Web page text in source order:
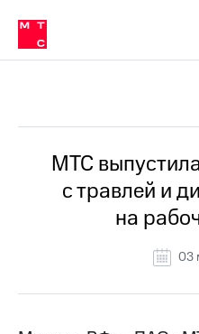
Медиа-центр
и акционерам
Устойчивое развитие
Комплаенс и деловая этика
компании
Карьера
История
компании
Правовая
информация
в МТС
Пресс-
релизы
о технологиях
МТС
с травлей и
на
03